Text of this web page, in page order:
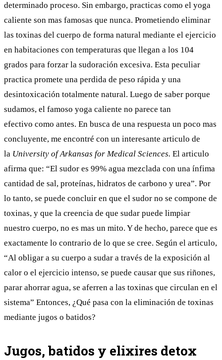
determinado proceso. Sin embargo, practicas como el yoga
caliente son mas famosas que nunca. Prometiendo eliminar
las toxinas del cuerpo de forma natural mediante el ejercicio
en habitaciones con temperaturas que llegan a los 104
grados para forzar la sudoración excesiva. Esta peculiar
practica promete una perdida de peso rápida y una
desintoxicación totalmente natural. Luego de saber porque
sudamos, el famoso yoga caliente no parece tan
efectivo como antes. En busca de una respuesta un poco mas
concluyente, me encontré con un interesante articulo de
la University of Arkansas for Medical Sciences. El articulo
afirma que: “El sudor es 99% agua mezclada con una ínfima
cantidad de sal, proteínas, hidratos de carbono y urea”. Por
lo tanto, se puede concluir en que el sudor no se compone de
toxinas, y que la creencia de que sudar puede limpiar
nuestro cuerpo, no es mas un mito. Y de hecho, parece que es
exactamente lo contrario de lo que se cree. Según el articulo,
“Al obligar a su cuerpo a sudar a través de la exposición al
calor o el ejercicio intenso, se puede causar que sus riñones,
parar ahorrar agua, se aferren a las toxinas que circulan en el
sistema” Entonces, ¿Qué pasa con la eliminación de toxinas
mediante jugos o batidos?
Jugos, batidos y elixires detox